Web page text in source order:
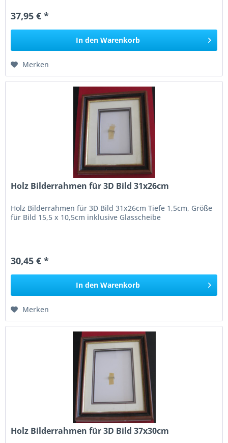
37,95 € *
In den Warenkorb
Merken
Holz Bilderrahmen für 3D Bild 31x26cm
Holz Bilderrahmen für 3D Bild 31x26cm Tiefe 1,5cm, Größe
für Bild 15,5 x 10,5cm inklusive Glasscheibe
30,45 € *
In den Warenkorb
Merken
Holz Bilderrahmen für 3D Bild 37x30cm